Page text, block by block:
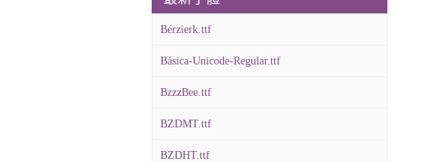
Bérzierk.ttf
Básica-Unicode-Regular.ttf
BzzzBee.ttf
BZDMT.ttf
BZDHT.ttf